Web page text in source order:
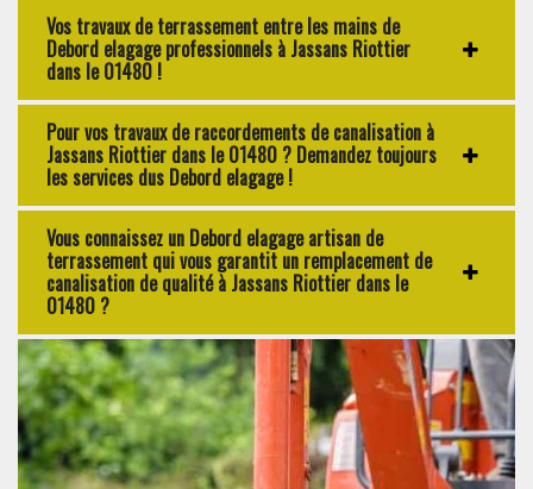
Vos travaux de terrassement entre les mains de
Debord elagage professionnels à Jassans Riottier
dans le 01480 !
Pour vos travaux de raccordements de canalisation à
Jassans Riottier dans le 01480 ? Demandez toujours
les services dus Debord elagage !
Vous connaissez un Debord elagage artisan de
terrassement qui vous garantit un remplacement de
canalisation de qualité à Jassans Riottier dans le
01480 ?